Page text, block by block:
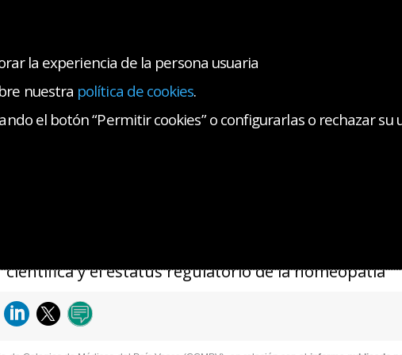
la experiencia de la persona usuaria
nuestra política de cookies.
el botón “Permitir cookies” o configurarlas o rechazar su
COLEGIALES SALA DE PRENSA CONTACTO
científica y el estatus regulatorio de la homeopatía